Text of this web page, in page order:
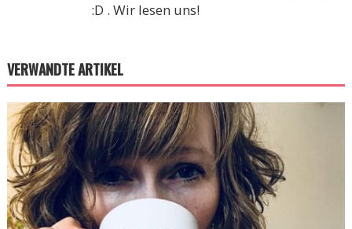
:D . Wir lesen uns!
VERWANDTE ARTIKEL